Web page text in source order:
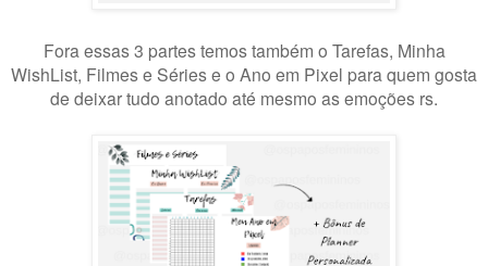
Fora essas 3 partes temos também o Tarefas, Minha
WishList, Filmes e Séries e o Ano em Pixel para quem gosta
de deixar tudo anotado até mesmo as emoções rs.